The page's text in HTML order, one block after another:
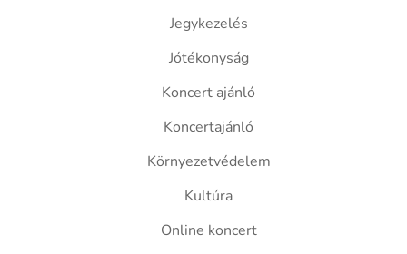
Jegykezelés
Jótékonyság
Koncert ajánló
Koncertajánló
Környezetvédelem
Kultúra
Online koncert